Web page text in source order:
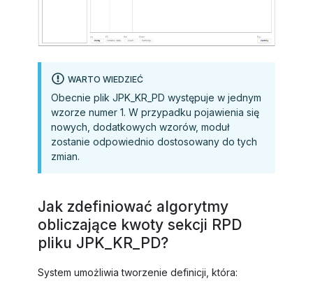
WARTO WIEDZIEĆ
Obecnie plik JPK_KR_PD występuje w jednym
wzorze numer 1. W przypadku pojawienia się
nowych, dodatkowych wzorów, moduł
zostanie odpowiednio dostosowany do tych
zmian.
Jak zdefiniować algorytmy
obliczające kwoty sekcji RPD
pliku JPK_KR_PD?
System umożliwia tworzenie definicji, która: